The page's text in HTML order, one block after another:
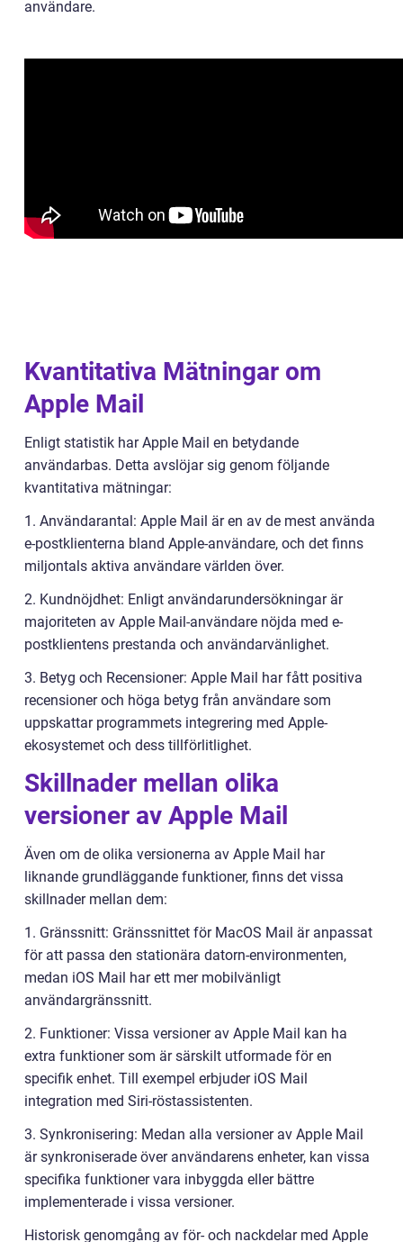
användare.
Kvantitativa Mätningar om
Apple Mail
Enligt statistik har Apple Mail en betydande
användarbas. Detta avslöjar sig genom följande
kvantitativa mätningar:
1. Användarantal: Apple Mail är en av de mest använda
e-postklienterna bland Apple-användare, och det finns
miljontals aktiva användare världen över.
2. Kundnöjdhet: Enligt användarundersökningar är
majoriteten av Apple Mail-användare nöjda med e-
postklientens prestanda och användarvänlighet.
3. Betyg och Recensioner: Apple Mail har fått positiva
recensioner och höga betyg från användare som
uppskattar programmets integrering med Apple-
ekosystemet och dess tillförlitlighet.
Skillnader mellan olika
versioner av Apple Mail
Även om de olika versionerna av Apple Mail har
liknande grundläggande funktioner, finns det vissa
skillnader mellan dem:
1. Gränssnitt: Gränssnittet för MacOS Mail är anpassat
för att passa den stationära datorn-environmenten,
medan iOS Mail har ett mer mobilvänligt
användargränssnitt.
2. Funktioner: Vissa versioner av Apple Mail kan ha
extra funktioner som är särskilt utformade för en
specifik enhet. Till exempel erbjuder iOS Mail
integration med Siri-röstassistenten.
3. Synkronisering: Medan alla versioner av Apple Mail
är synkroniserade över användarens enheter, kan vissa
specifika funktioner vara inbyggda eller bättre
implementerade i vissa versioner.
Historisk genomgång av för- och nackdelar med Apple